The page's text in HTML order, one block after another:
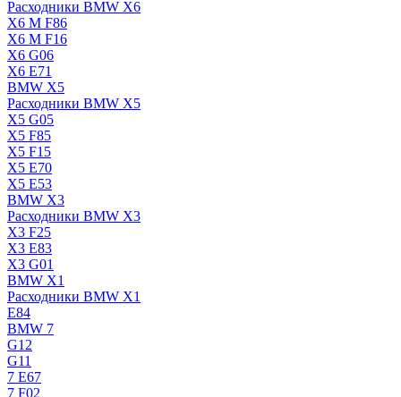
Расходники BMW X6
X6 M F86
X6 M F16
X6 G06
X6 E71
BMW X5
Расходники BMW X5
X5 G05
X5 F85
X5 F15
X5 E70
X5 E53
BMW X3
Расходники BMW X3
X3 F25
X3 E83
X3 G01
BMW X1
Расходники BMW X1
E84
BMW 7
G12
G11
7 Е67
7 F02